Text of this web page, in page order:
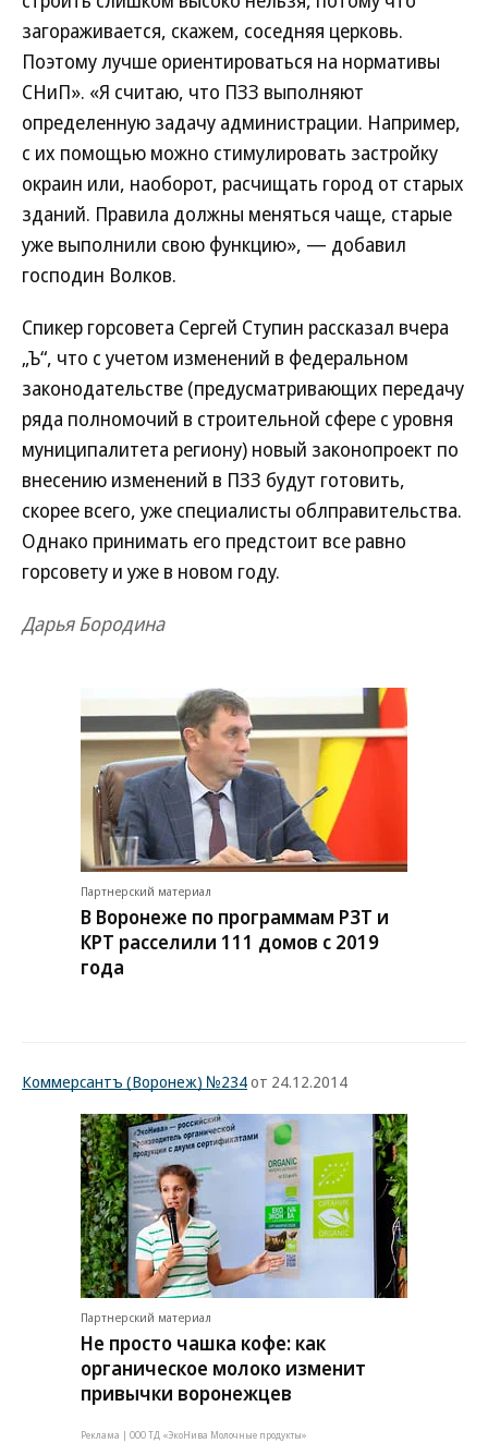
загораживается, скажем, соседняя церковь.
Поэтому лучше ориентироваться на нормативы
СНиП». «Я считаю, что ПЗЗ выполняют
определенную задачу администрации. Например,
с их помощью можно стимулировать застройку
окраин или, наоборот, расчищать город от старых
зданий. Правила должны меняться чаще, старые
уже выполнили свою функцию», — добавил
господин Волков.
Спикер горсовета Сергей Ступин рассказал вчера
„Ъ“, что с учетом изменений в федеральном
законодательстве (предусматривающих передачу
ряда полномочий в строительной сфере с уровня
муниципалитета региону) новый законопроект по
внесению изменений в ПЗЗ будут готовить,
скорее всего, уже специалисты облправительства.
Однако принимать его предстоит все равно
горсовету и уже в новом году.
Дарья Бородина
Партнерский материал
В Воронеже по программам РЗТ и
КРТ расселили 111 домов с 2019
года
Коммерсантъ (Воронеж) №234от 24.12.2014
Партнерский материал
Не просто чашка кофе: как
органическое молоко изменит
привычки воронежцев
Реклама | ООО ТД «ЭкоНива Молочные продукты»